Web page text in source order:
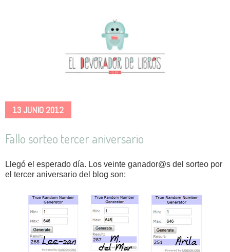
13 JUNIO 2012
Fallo sorteo tercer aniversario
Llegó el esperado día. Los veinte ganador@s del sorteo por
el tercer aniversario del blog son: